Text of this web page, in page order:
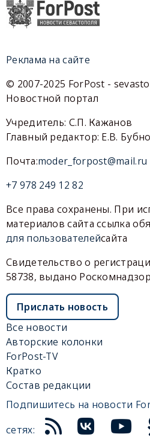
Реклама на сайте
© 2007-2025 ForPost -
Новостной портал
Учредитель: С.П. Кажанов
Главный редактор: Е.В.
Почта:moder_forpost@mail.ru
+7 978 249 12 82
Все права сохранены. При
материалов сайта ссылка
для пользователейсайта
Свидетельство о
58738, выдано
Прислать новость
Все новости
Авторские колонки
ForPost-TV
Кратко
Состав редакции
Подпишитесь на новости
сетях: